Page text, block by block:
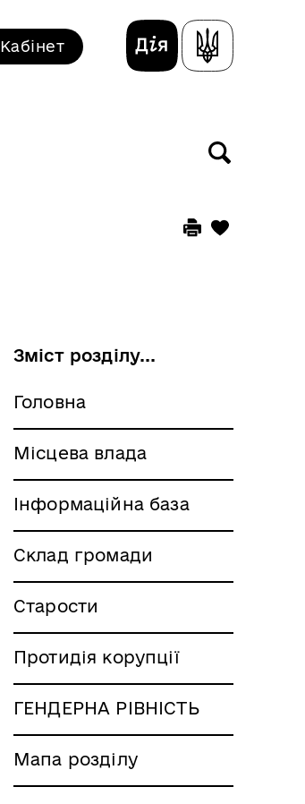
Кабінет
Зміст розділу...
Головна
Місцева влада
Інформаційна база
Склад громади
Старости
Протидія корупції
ГЕНДЕРНА РІВНІСТЬ
Мапа розділу